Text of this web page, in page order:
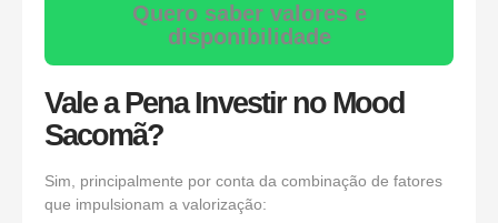
Quero saber valores e
disponibilidade
Vale a Pena Investir no Mood
Sacomã?
Sim, principalmente por conta da combinação de fatores
que impulsionam a valorização: